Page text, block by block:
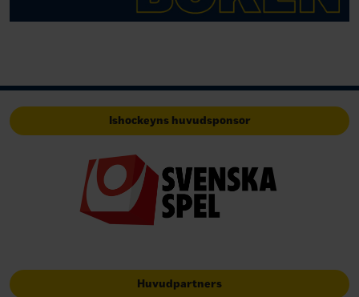
Ishockeyns huvudsponsor
Huvudpartners